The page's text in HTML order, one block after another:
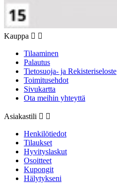
Kauppa  
Tilaaminen
Palautus
Tietosuoja- ja Rekisteriseloste
Toimitusehdot
Sivukartta
Ota meihin yhteyttä
Asiakastili  
Henkilötiedot
Tilaukset
Hyvityslaskut
Osoitteet
Kupongit
Hälytykseni